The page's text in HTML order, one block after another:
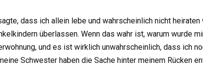
dass ich allein lebe und wahrscheinlich nicht
überlassen. Wenn das wahr ist, warum wurde
und es ist wirklich unwahrscheinlich, dass ich
Schwester haben die Sache hinter meinem Rücken